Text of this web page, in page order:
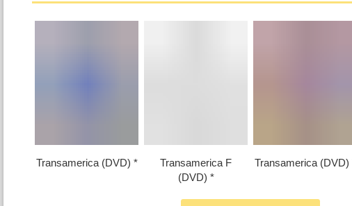
Transamerica (DVD)
Transamerica F
(DVD)
Transamerica (DVD)